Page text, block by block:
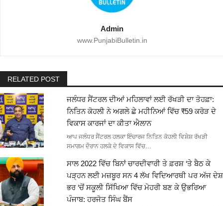
Admin
www.PunjabiBulletin.in
RELATED POST
ਜਲੰਧਰ ਸੈਂਟਰਲ ਦੀਆਂ ਮਹਿਲਾਵਾਂ ਲਈ ਰੱਖੜੀ ਦਾ ਤੋਹਫ਼ਾ:
ਨਿਤਿਨ ਕੋਹਲੀ ਨੇ ਅਗਲੇ ਛੇ ਮਹੀਨਿਆਂ ਵਿੱਚ ₹59 ਕਰੋੜ ਦੇ
ਵਿਕਾਸ ਕਾਰਜਾਂ ਦਾ ਕੀਤਾ ਐਲਾਨ
ਆਪ ਜਲੰਧਰ ਸੈਂਟਰਲ ਹਲਕਾ ਇੰਚਾਰਜ ਨਿਤਿਨ ਕੋਹਲੀ ਵਿਸ਼ੇਸ਼ ਰੱਖੜੀ
ਸਮਾਗਮ ਦੌਰਾਨ ਹਲਕੇ ਦੇ ਵਿਕਾਸ ਵਿੱਚ…
ਸਾਲ 2022 ਵਿੱਚ ਬਿਨਾਂ ਚਾਰਦੀਵਾਰੀ ਤੇ ਫ਼ਰਸ਼ ‘ਤੇ ਬੈਠ ਕੇ
ਪੜ੍ਹਨ ਲਈ ਮਜ਼ਬੂਰ ਸਨ 4 ਲੱਖ ਵਿਦਿਆਰਥੀ ਪਰ ਅੱਜ ਦੇਸ਼
ਭਰ ‘ਚੋਂ ਸਕੂਲੀ ਸਿੱਖਿਆ ਵਿੱਚ ਮੋਹਰੀ ਬਣ ਕੇ ਉਭਰਿਆ
ਪੰਜਾਬ: ਹਰਜੋਤ ਸਿੰਘ ਬੈਂਸ